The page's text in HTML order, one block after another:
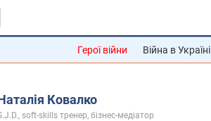
Герої війни Війна в Україні
Ковалко
soft-skills тренер, бізнес-медіатор